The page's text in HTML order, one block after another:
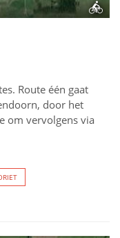
Route één gaat
door het
om vervolgens via